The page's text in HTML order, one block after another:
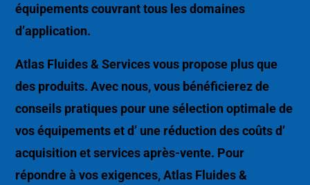
équipements couvrant tous les domaines
d’application.
Atlas Fluides & Services vous propose plus que
des produits. Avec nous, vous bénéficierez de
conseils pratiques pour une sélection optimale de
vos équipements et d’ une réduction des coûts d’
acquisition et services après-vente. Pour
répondre à vos exigences, Atlas Fluides &